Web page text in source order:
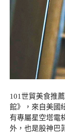
101世貿美食推
館》，來自美國
有專屬星空塔電
外，也是股神巴